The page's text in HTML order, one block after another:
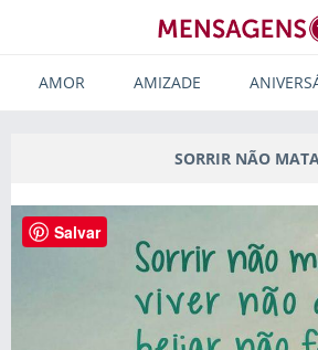
AMOR AMIZADE
SORRIR NÃO
Salvar